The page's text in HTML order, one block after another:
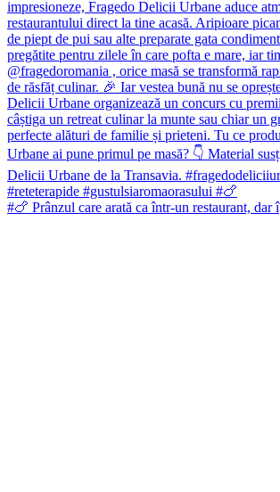
#🍗 Prânzul care arată ca într-un restaurant, dar î